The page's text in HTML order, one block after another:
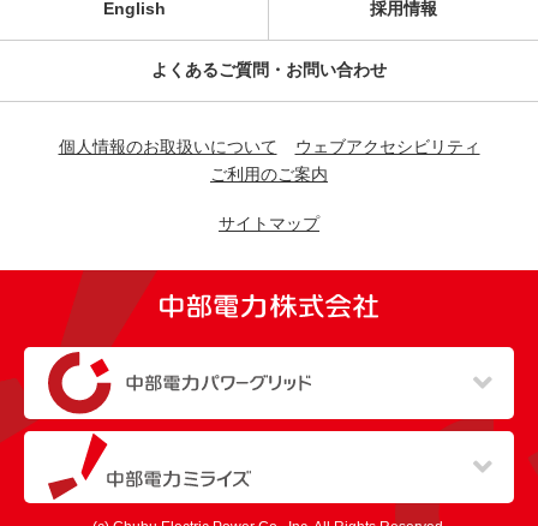
English 採用情報
よくあるご質問・お問い合わせ
個人情報のお取扱いについて
ウェブアクセシビリティ
ご利用のご案内
サイトマップ
（新しいウィンドウを開きます）
（新しいウィンドウを開きます）